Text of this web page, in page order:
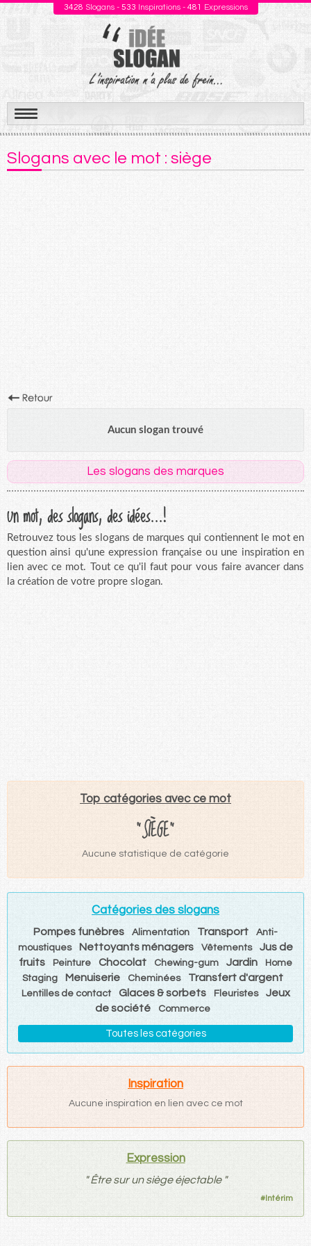
3428 Slogans - 533 Inspirations - 481 Expressions
Aller
au
contenu
Slogans avec le mot : siège
Aucun slogan trouvé
Les slogans des marques
Un mot, des slogans, des idées...!
Retrouvez tous les slogans de marques qui contiennent le mot en
question ainsi qu'une expression française ou une inspiration en
lien avec ce mot. Tout ce qu'il faut pour vous faire avancer dans
la création de votre propre slogan.
Top catégories avec ce mot
"SIÈGE"
Aucune statistique de catégorie
Catégories des slogans
Pompes funèbres Alimentation Transport
Anti-
moustiques
Nettoyants ménagers Vêtements
Jus de
fruits
Peinture Chocolat Chewing-gum Jardin
Home
Staging
Menuiserie Cheminées Transfert d'argent
Lentilles de contact Glaces & sorbets Fleuristes
Jeux
de société
Commerce
Toutes les catégories
Inspiration
Aucune inspiration en lien avec ce mot
Expression
" Être sur un siège éjectable "
#Intérim